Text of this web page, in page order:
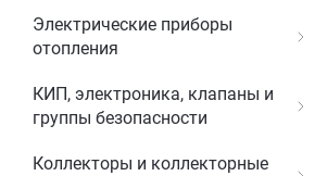
Электрические приборы
отопления
КИП, электроника, клапаны и
группы безопасности
Коллекторы и коллекторные